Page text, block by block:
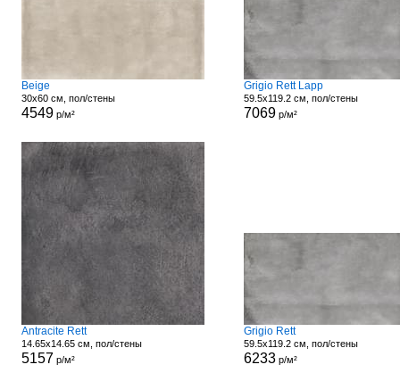
Beige
30x60 см, пол/стены
4549р/м²
Grigio Rett Lapp
59.5x119.2 см, пол/стены
7069р/м²
Antracite Rett
14.65x14.65 см, пол/стены
5157 р/м²
Grigio Rett
59.5x119.2 см, пол/стены
6233р/м²